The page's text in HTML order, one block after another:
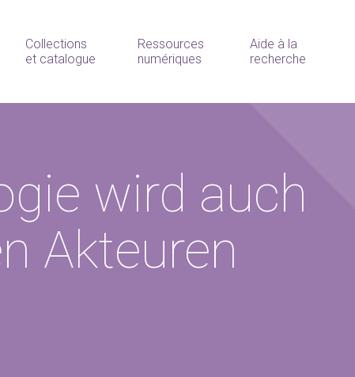
Collections
et catalogue
Ressources
numériques
Aide à la
recherche
wird auch
Akteuren